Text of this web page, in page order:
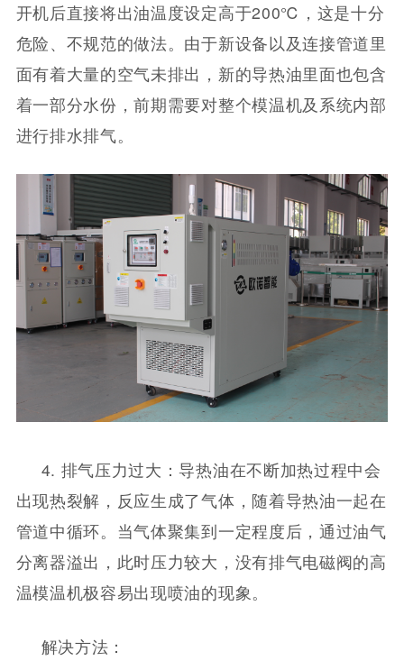
开机后直接将出油温度设定高于200℃，这是十分
危险、不规范的做法。由于新设备以及连接管道里
面有着大量的空气未排出，新的导热油里面也包含
着一部分水份，前期需要对整个模温机及系统内部
进行排水排气。
4. 排气压力过大：导热油在不断加热过程中会
出现热裂解，反应生成了气体，随着导热油一起在
管道中循环。当气体聚集到一定程度后，通过油气
分离器溢出，此时压力较大，没有排气电磁阀的高
温模温机极容易出现喷油的现象。
解决方法：